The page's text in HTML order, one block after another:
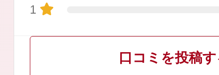
スキンクリア
クレンズオイル
1
口コミを投稿